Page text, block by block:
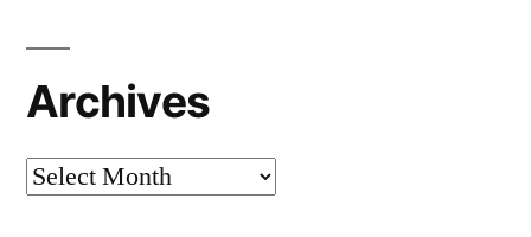
Archives
Archives